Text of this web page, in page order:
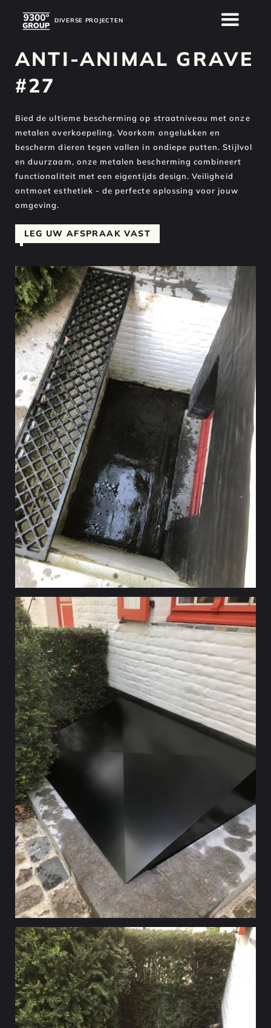
DIVERSE PROJECTEN
DIVERSE PROJECTEN
ANTI-ANIMAL GRAVE
#27
Bied de ultieme bescherming op straatniveau met onze
metalen overkoepeling. Voorkom ongelukken en
bescherm dieren tegen vallen in ondiepe putten. Stijlvol
en duurzaam, onze metalen bescherming combineert
functionaliteit met een eigentijds design. Veiligheid
ontmoet esthetiek - de perfecte oplossing voor jouw
omgeving.
LEG UW AFSPRAAK VAST